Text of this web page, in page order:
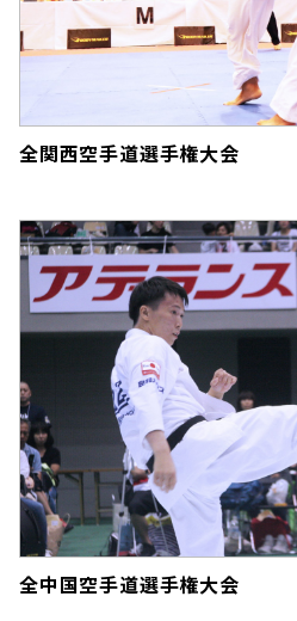
全関西空手道選手権大会
全中国空手道選手権大会